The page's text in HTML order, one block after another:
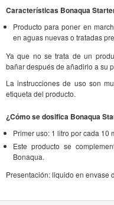
Características Bonaqua
Producto para poner en
en aguas nuevas o tratadas
Ya que no se trata de un
bañar después de añadirlo a su
La instrucciones de uso son
etiqueta del producto.
¿Cómo se dosifica Bonaqua
Primer uso: 1 litro por cada 10
Este producto se
Bonaqua.
Presentación: liquido en envase